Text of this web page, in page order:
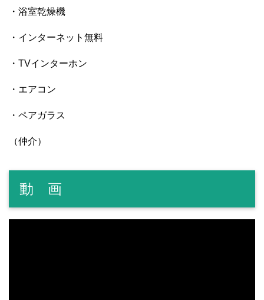
・浴室乾燥機
・インターネット無料
・TVインターホン
・エアコン
・ペアガラス
（仲介）
動 画